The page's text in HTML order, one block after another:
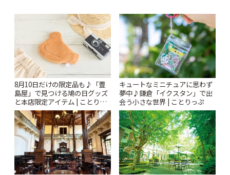
8月10日だけの限定品も♪「豊
島屋」で見つける鳩の日グッズ
と本店限定アイテム | ことりっ
ぷ
キュートなミニチュアに思わず
夢中♪鎌倉「イクスタン」で出
会う小さな世界 | ことりっぷ